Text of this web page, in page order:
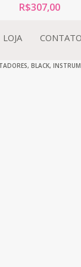
LOJA CONTATO
R$307,00
, BLACK,